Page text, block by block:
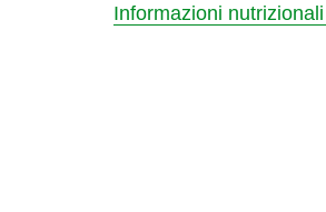
Informazioni nutrizionali